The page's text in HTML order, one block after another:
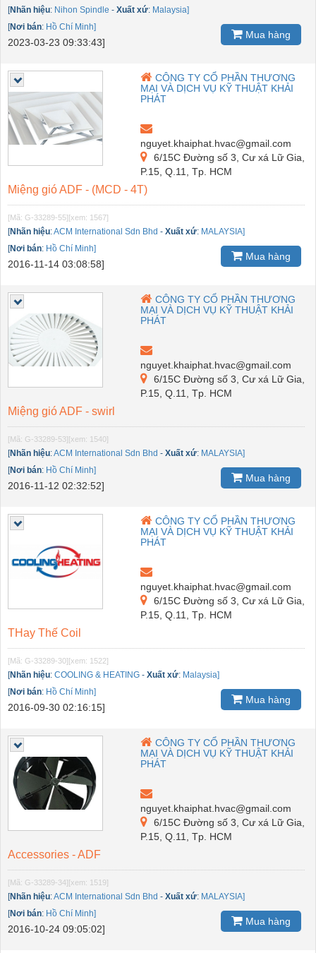
[Nhãn hiệu: Nihon Spindle - Xuất xứ: Malaysia]
[Nơi bán: Hồ Chí Minh]
2023-03-23 09:33:43]
Mua hàng
CÔNG TY CỔ PHẦN THƯƠNG
MẠI VÀ DỊCH VỤ KỸ THUẬT KHẢI
PHÁT
nguyet.khaiphat.hvac@gmail.com
6/15C Đường số 3, Cư xá Lữ Gia,
P.15, Q.11, Tp. HCM
Miệng gió ADF - (MCD - 4T)
[Mã: G-33289-55][xem: 1567]
[Nhãn hiệu:ACM International Sdn Bhd - Xuất xứ: MALAYSIA]
[Nơi bán: Hồ Chí Minh]
2016-11-14 03:08:58]
Mua hàng
CÔNG TY CỔ PHẦN THƯƠNG
MẠI VÀ DỊCH VỤ KỸ THUẬT KHẢI
PHÁT
nguyet.khaiphat.hvac@gmail.com
6/15C Đường số 3, Cư xá Lữ Gia,
P.15, Q.11, Tp. HCM
Miệng gió ADF - swirl
[Mã: G-33289-53][xem: 1540]
[Nhãn hiệu:ACM International Sdn Bhd - Xuất xứ: MALAYSIA]
[Nơi bán: Hồ Chí Minh]
2016-11-12 02:32:52]
Mua hàng
CÔNG TY CỔ PHẦN THƯƠNG
MẠI VÀ DỊCH VỤ KỸ THUẬT KHẢI
PHÁT
nguyet.khaiphat.hvac@gmail.com
6/15C Đường số 3, Cư xá Lữ Gia,
P.15, Q.11, Tp. HCM
THay Thế Coil
[Mã: G-33289-30][xem: 1522]
[Nhãn hiệu: COOLING & HEATING - Xuất xứ: Malaysia]
[Nơi bán: Hồ Chí Minh]
2016-09-30 02:16:15]
Mua hàng
CÔNG TY CỔ PHẦN THƯƠNG
MẠI VÀ DỊCH VỤ KỸ THUẬT KHẢI
PHÁT
nguyet.khaiphat.hvac@gmail.com
6/15C Đường số 3, Cư xá Lữ Gia,
P.15, Q.11, Tp. HCM
Accessories - ADF
[Mã: G-33289-34][xem: 1519]
[Nhãn hiệu:ACM International Sdn Bhd - Xuất xứ: MALAYSIA]
[Nơi bán: Hồ Chí Minh]
2016-10-24 09:05:02]
Mua hàng